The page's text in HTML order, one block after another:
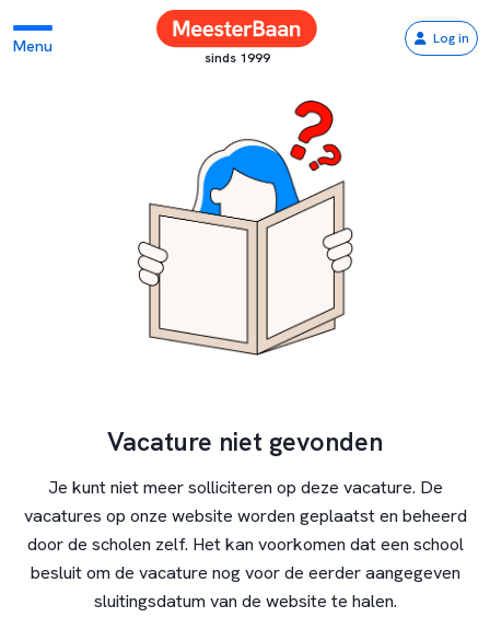
Menu
sinds 1999
Log in
Vacature niet gevonden
Je kunt niet meer solliciteren op deze vacature. De
vacatures op onze website worden geplaatst en beheerd
door de scholen zelf. Het kan voorkomen dat een school
besluit om de vacature nog voor de eerder aangegeven
sluitingsdatum van de website te halen.